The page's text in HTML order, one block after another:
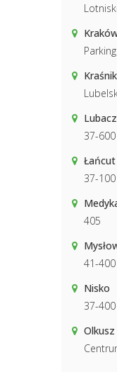
Kraśnik
37-
Łańcut
37-
405
41-
Nisko
37-
Olkusz